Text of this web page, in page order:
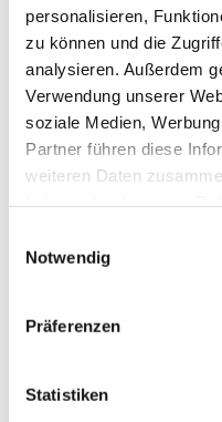
personalisieren,
zu können und die
analysieren. Außerdem
Verwendung unserer
soziale Medien,
Partner führen diese
weiteren Daten
Notwendig
Präferenzen
Statistiken
Japan im
Rundreise 4
Tokio nach
Bei dieser
faszinierende Land
Reiseablauf